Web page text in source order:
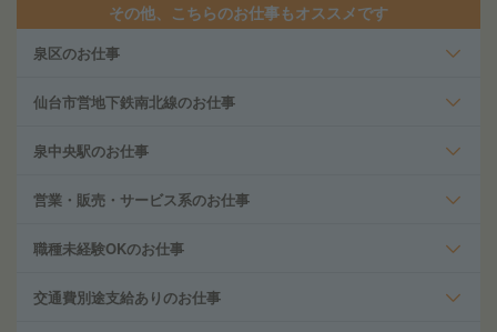
その他、こちらのお仕事もオススメです
泉区のお仕事
仙台市営地下鉄南北線のお仕事
泉中央駅のお仕事
営業・販売・サービス系のお仕事
職種未経験OKのお仕事
交通費別途支給ありのお仕事